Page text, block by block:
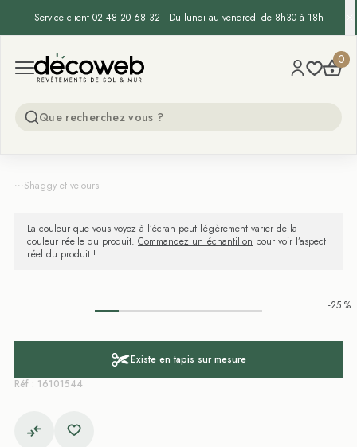
Service client 02 48 20 68 32 - Du lundi au vendredi de 8h30 à 18h
Open menu
Decoweb 0
...Shaggy et velours
La couleur que vous voyez à l’écran peut légèrement varier de la
couleur réelle du produit. Commandez un échantillon pour voir l’aspect
réel du produit !
-25 %
Existe en tapis sur mesure
Réf : 16101544